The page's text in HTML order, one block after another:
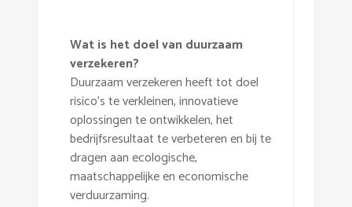
Wat is het doel van duurzaam
verzekeren?
Duurzaam verzekeren heeft tot doel
risico’s te verkleinen, innovatieve
oplossingen te ontwikkelen, het
bedrijfsresultaat te verbeteren en bij te
dragen aan ecologische,
maatschappelijke en economische
verduurzaming.